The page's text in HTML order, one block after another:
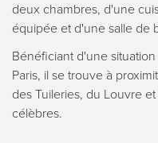
deux chambres, d'une
équipée et d'une salle de
Bénéficiant d'une
Paris, il se trouve à
des Tuileries, du Louvre
célèbres.